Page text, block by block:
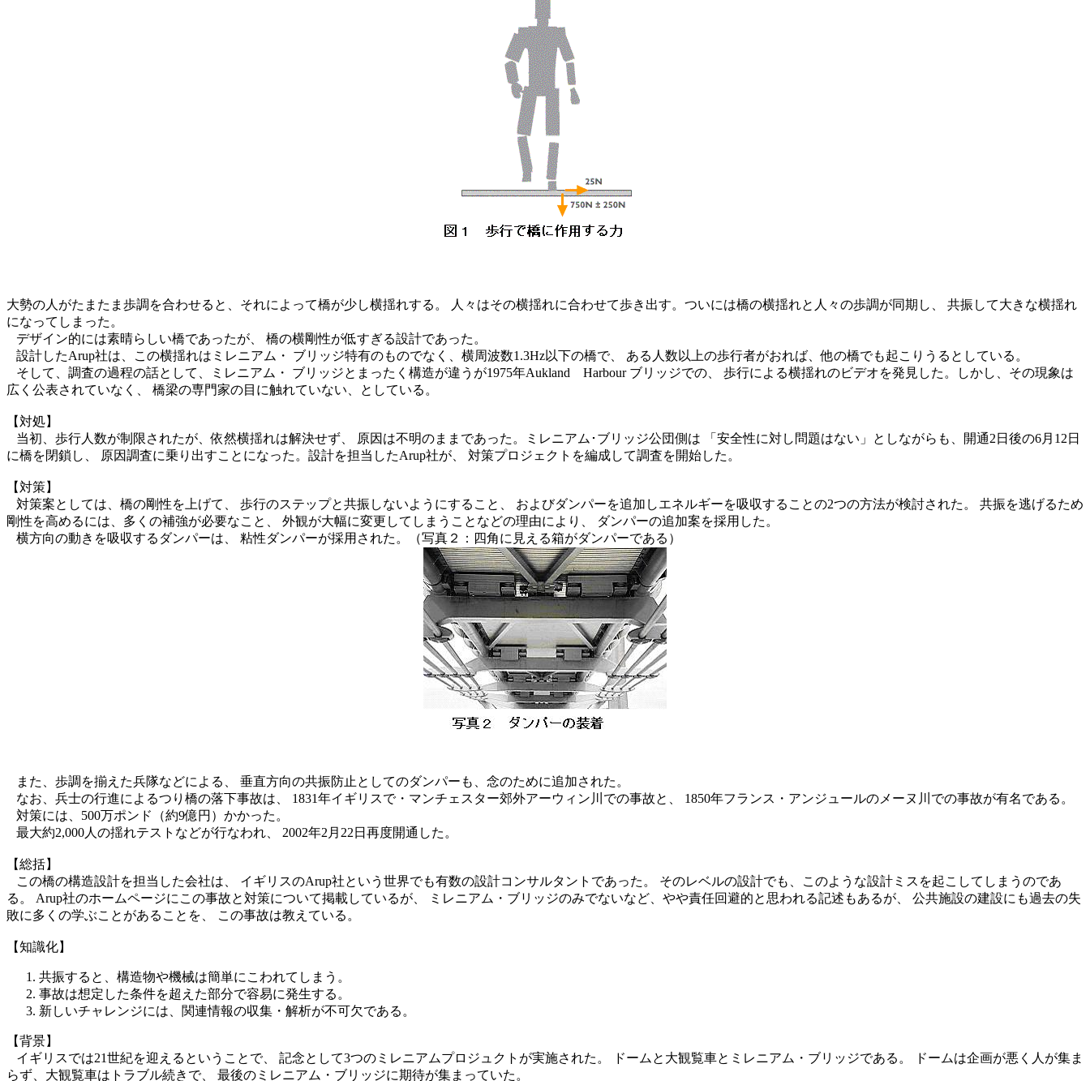
大勢の人がたまたま歩調を合わせると、それによって橋が少し横揺れする。 人々はその横揺れに合わせて歩き出す。ついには橋の横揺れと人々の歩調が同期し、 共振して大きな横揺れ
になってしまった。
デザイン的には素晴らしい橋であったが、 橋の横剛性が低すぎる設計であった。
設計したArup社は、この横揺れはミレニアム・ ブリッジ特有のものでなく、横周波数1.3Hz以下の橋で、 ある人数以上の歩行者がおれば、他の橋でも起こりうるとしている。
そして、調査の過程の話として、ミレニアム・ ブリッジとまったく構造が違うが1975年Aukland Harbour ブリッジでの、 歩行による横揺れのビデオを発見した。しかし、その現象は
広く公表されていなく、 橋梁の専門家の目に触れていない、としている。
【対処】
当初、歩行人数が制限されたが、依然横揺れは解決せず、 原因は不明のままであった。ミレニアム･ブリッジ公団側は 「安全性に対し問題はない」としながらも、開通2日後の6月12日
に橋を閉鎖し、 原因調査に乗り出すことになった。設計を担当したArup社が、 対策プロジェクトを編成して調査を開始した。
【対策】
対策案としては、橋の剛性を上げて、 歩行のステップと共振しないようにすること、 およびダンパーを追加しエネルギーを吸収することの2つの方法が検討された。 共振を逃げるため
剛性を高めるには、多くの補強が必要なこと、 外観が大幅に変更してしまうことなどの理由により、 ダンパーの追加案を採用した。
横方向の動きを吸収するダンパーは、 粘性ダンパーが採用された。（写真２：四角に見える箱がダンパーである）
また、歩調を揃えた兵隊などによる、 垂直方向の共振防止としてのダンパーも、念のために追加された。
なお、兵士の行進によるつり橋の落下事故は、 1831年イギリスで・マンチェスター郊外アーウィン川での事故と、 1850年フランス・アンジュールのメーヌ川での事故が有名である。
対策には、500万ポンド（約9億円）かかった。
最大約2,000人の揺れテストなどが行なわれ、 2002年2月22日再度開通した。
【総括】
この橋の構造設計を担当した会社は、 イギリスのArup社という世界でも有数の設計コンサルタントであった。 そのレベルの設計でも、このような設計ミスを起こしてしまうのであ
る。 Arup社のホームページにこの事故と対策について掲載しているが、 ミレニアム・ブリッジのみでないなど、やや責任回避的と思われる記述もあるが、 公共施設の建設にも過去の失
敗に多くの学ぶことがあることを、 この事故は教えている。
【知識化】
共振すると、構造物や機械は簡単にこわれてしまう。
事故は想定した条件を超えた部分で容易に発生する。
新しいチャレンジには、関連情報の収集・解析が不可欠である。
【背景】
イギリスでは21世紀を迎えるということで、 記念として3つのミレニアムプロジュクトが実施された。 ドームと大観覧車とミレニアム・ブリッジである。 ドームは企画が悪く人が集ま
らず、大観覧車はトラブル続きで、 最後のミレニアム・ブリッジに期待が集まっていた。